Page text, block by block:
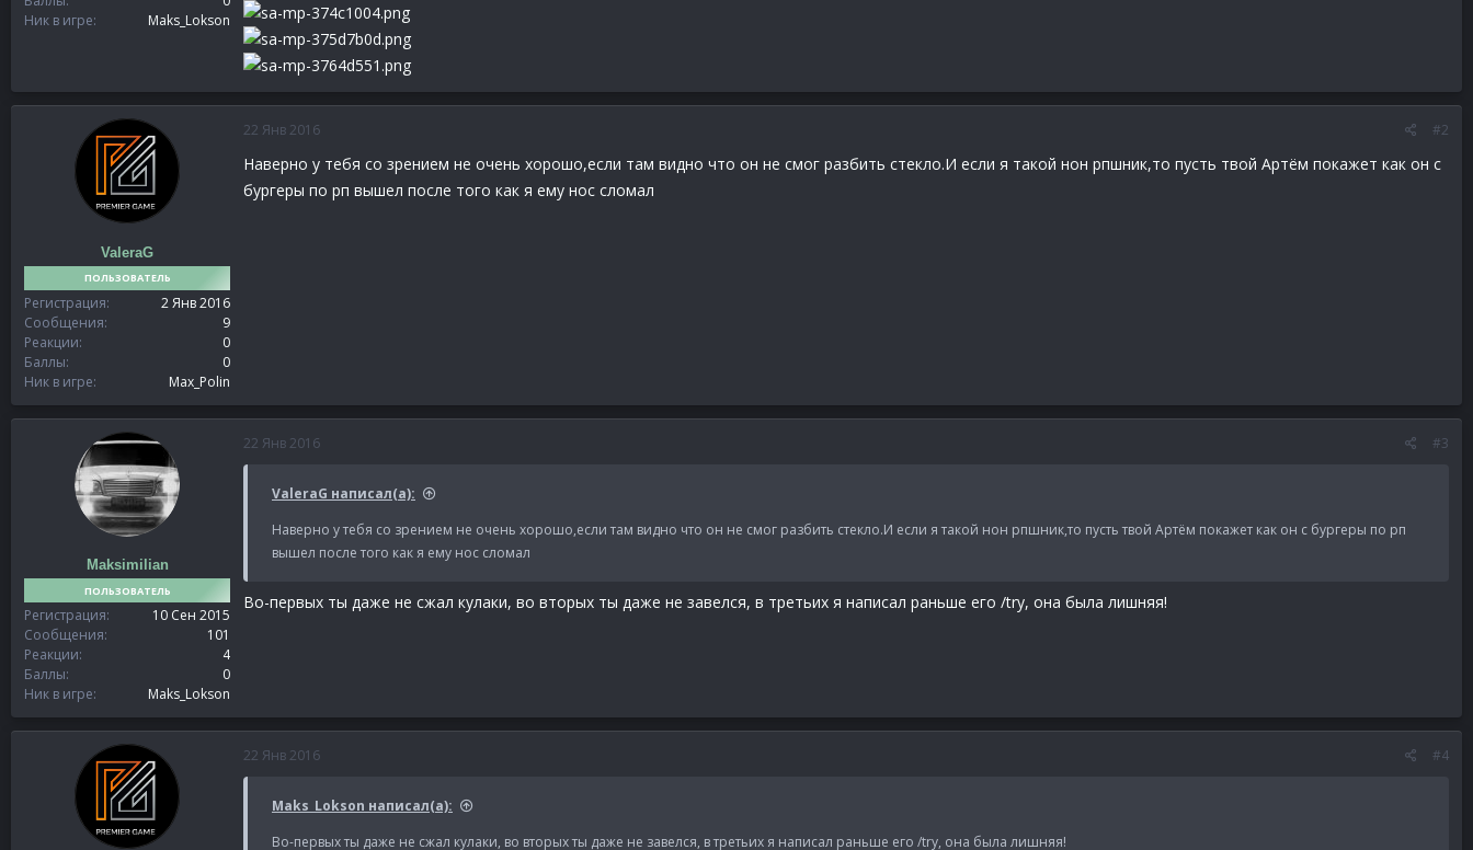
Ник в игре
Maks_Lokson
ValeraG
ПОЛЬЗОВАТЕЛЬ
Регистрация
2 Янв 2016
Сообщения
9
Реакции
0
Баллы
0
Ник в игре
Max_Polin
22 Янв 2016 #2
Наверно у тебя со зрением не очень хорошо,если там видно что он не смог разбить стекло.И если я такой нон рпшник,то пусть твой Артём покажет как он с
бургеры по рп вышел после того как я ему нос сломал
Maksimilian
ПОЛЬЗОВАТЕЛЬ
Регистрация
10 Сен 2015
Сообщения
101
Реакции
4
Баллы
0
Ник в игре
Maks_Lokson
22 Янв 2016 #3
ValeraG написал(а):
Наверно у тебя со зрением не очень хорошо,если там видно что он не смог разбить стекло.И если я такой нон рпшник,то пусть твой Артём покажет как он с бургеры по рп
вышел после того как я ему нос сломал
Во-первых ты даже не сжал кулаки, во вторых ты даже не завелся, в третьих я написал раньше его /try, она была лишняя!
22 Янв 2016 #4
Maks_Lokson написал(а):
Во-первых ты даже не сжал кулаки, во вторых ты даже не завелся, в третьих я написал раньше его /try, она была лишняя!